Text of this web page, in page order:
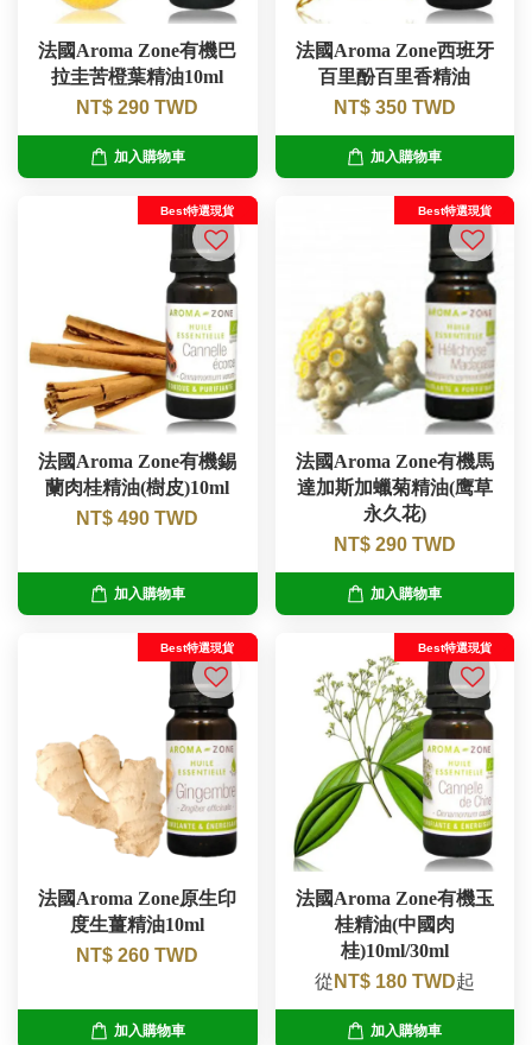
法國Aroma Zone有機巴
拉圭苦橙葉精油10ml
NT$ 290 TWD
加入購物車
法國Aroma Zone西班牙
百里酚百里香精油
NT$ 350 TWD
加入購物車
Best特選現貨
法國Aroma Zone有機錫
蘭肉桂精油(樹皮)10ml
NT$ 490 TWD
加入購物車
Best特選現貨
法國Aroma Zone有機馬
達加斯加蠟菊精油(鹰草
永久花)
NT$ 290 TWD
加入購物車
Best特選現貨
法國Aroma Zone原生印
度生薑精油10ml
NT$ 260 TWD
加入購物車
Best特選現貨
法國Aroma Zone有機玉
桂精油(中國肉
桂)10ml/30ml
從 NT$ 180 TWD起
加入購物車